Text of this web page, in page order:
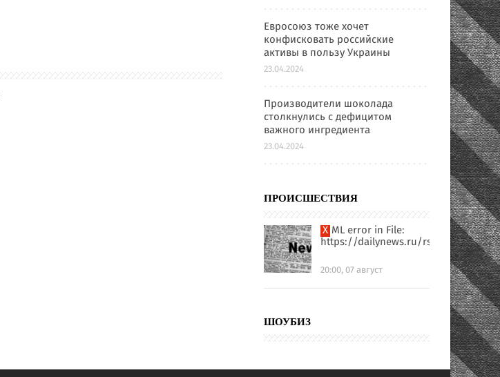
Евросоюз тоже хочет
конфисковать российские
активы в пользу Украины
23.04.2024
Производители шоколада
столкнулись с дефицитом
важного ингредиента
23.04.2024
ПРОИСШЕСТВИЯ
XML error in File:
https://dailynews.ru/rssfull.xml
20:00, 07 август
ШОУБИЗ